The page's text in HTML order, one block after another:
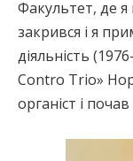
Факультет, де я
закрився і я
діяльність
Contro Trio»
органіст і